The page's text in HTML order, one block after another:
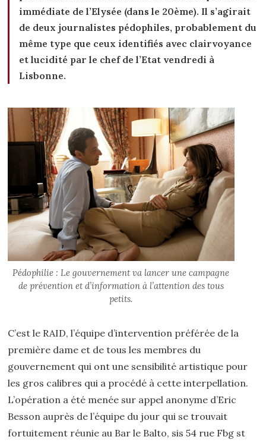
immédiate de l’Elysée (dans le 20ème). Il s’agirait
de deux journalistes pédophiles, probablement du
même type que ceux identifiés avec clairvoyance
et lucidité par le chef de l’Etat vendredi à
Lisbonne.
Pédophilie : Le gouvernement va lancer une campagne
de prévention et d’information à l’attention des tous
petits.
C’est le RAID, l’équipe d’intervention préférée de la
première dame et de tous les membres du
gouvernement qui ont une sensibilité artistique pour
les gros calibres qui a procédé à cette interpellation.
L’opération a été menée sur appel anonyme d’Eric
Besson auprès de l’équipe du jour qui se trouvait
fortuitement réunie au Bar le Balto, sis 54 rue Fbg st